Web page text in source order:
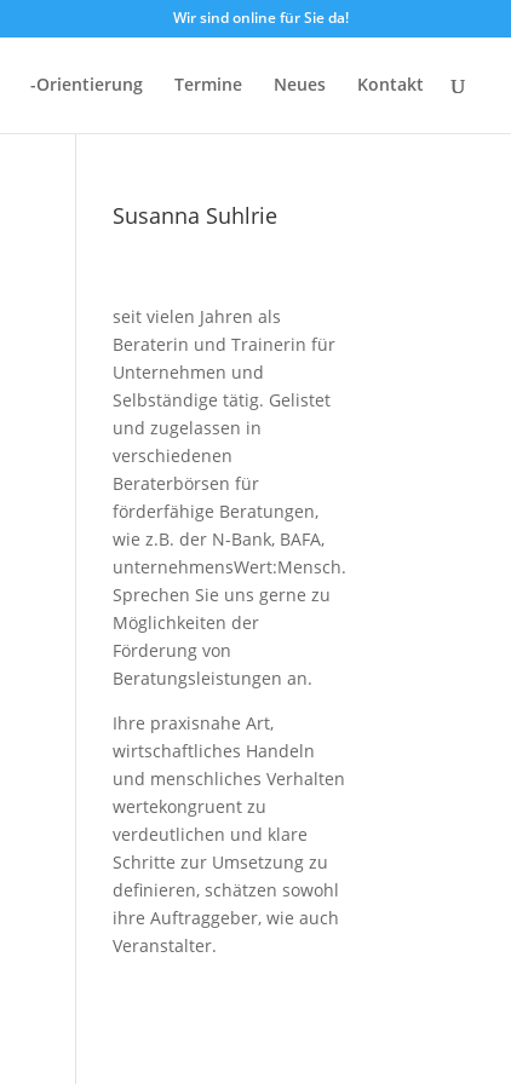
Wir sind online für Sie da!
-Orientierung Termine Neues Kontakt
Susanna Suhlrie
seit vielen Jahren als
Beraterin und Trainerin für
Unternehmen und
Selbständige tätig. Gelistet
und zugelassen in
verschiedenen
Beraterbörsen für
förderfähige Beratungen,
wie z.B. der N-Bank, BAFA,
unternehmensWert:Mensch.
Sprechen Sie uns gerne zu
Möglichkeiten der
Förderung von
Beratungsleistungen an.
Ihre praxisnahe Art,
wirtschaftliches Handeln
und menschliches Verhalten
wertekongruent zu
verdeutlichen und klare
Schritte zur Umsetzung zu
definieren, schätzen sowohl
ihre Auftraggeber, wie auch
Veranstalter.